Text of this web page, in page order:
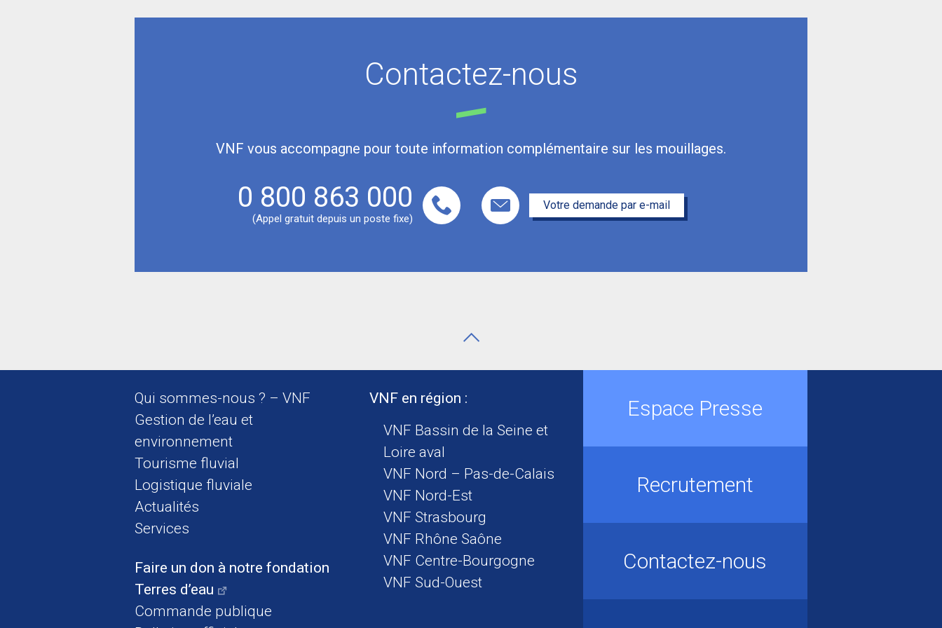
Contactez-nous
VNF vous accompagne pour toute information complémentaire sur les mouillages.
0 800 863 000
(Appel gratuit depuis un poste fixe)
Votre demande par e-mail
Qui sommes-nous ? – VNF
Gestion de l’eau et
environnement
Tourisme fluvial
Logistique fluviale
Actualités
Services
Faire un don à notre fondation
Terres d’eau
Commande publique
VNF en région :
VNF Bassin de la Seine et
Loire aval
VNF Nord – Pas-de-Calais
VNF Nord-Est
VNF Strasbourg
VNF Rhône Saône
VNF Centre-Bourgogne
VNF Sud-Ouest
Espace Presse
Recrutement
Contactez-nous